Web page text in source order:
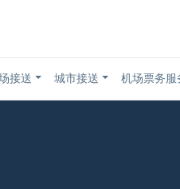
接送 城市接送 机场票务服